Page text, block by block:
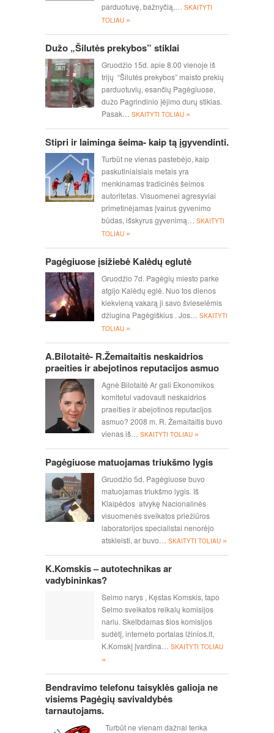
parduotuvę, bažnyčią,…
SKAITYTI
TOLIAU »
Dužo „Šilutės prekybos” stiklai
Gruodžio 15d. apie 8.00 vienoje iš
trijų “Šilutės prekybos” maisto prekių
parduotuvių, esančių Pagėgiuose,
dužo Pagrindinio įėjimo durų stiklas.
Pasak…
SKAITYTI TOLIAU »
Stipri ir laiminga šeima- kaip tą įgyvendinti.
Turbūt ne vienas pastebėjo, kaip
paskutiniaisiais metais yra
menkinamas tradicinės šeimos
autoritetas. Visuomenei agresyviai
primetinėjamas įvairus gyvenimo
būdas, išskyrus gyvenimą…
SKAITYTI
TOLIAU »
Pagėgiuose įsižiebė Kalėdų eglutė
Gruodžio 7d. Pagėgių miesto parke
atgijo Kalėdų eglė. Nuo tos dienos
kiekvieną vakarą ji savo švieselėmis
džiugina Pagėgiškius . Jos…
SKAITYTI
TOLIAU »
A.Bilotaitė- R.Žemaitaitis neskaidrios
praeities ir abejotinos reputacijos asmuo
Agnė Bilotaitė Ar gali Ekonomikos
komitetui vadovauti neskaidrios
praeities ir abejotinos reputacijos
asmuo? 2008 m. R. Žemaitaitis buvo
vienas iš…
SKAITYTI TOLIAU »
Pagėgiuose matuojamas triukšmo lygis
Gruodžio 5d. Pagėgiuose buvo
matuojamas triukšmo lygis. Iš
Klaipėdos atvykę Nacionalinės
visuomenės sveikatos priežiūros
laboratorijos specialistai nenorėjo
atskleisti, ar buvo…
SKAITYTI TOLIAU »
K.Komskis – autotechnikas ar
vadybininkas?
Seimo narys , Kęstas Komskis, tapo
Seimo sveikatos reikalų komisijos
nariu. Skelbdamas šios komisijos
sudėtį, interneto portalas lžinios.lt,
K.Komskį įvardina…
SKAITYTI TOLIAU
»
Bendravimo telefonu taisyklės galioja ne
visiems Pagėgių savivaldybės
tarnautojams.
Turbūt ne vienam dažnai tenka